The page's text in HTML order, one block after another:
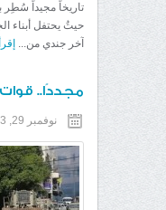
تاريخاً مجيداً سُطِر
حيثُ يحتفل أبناء
آخر جندي من...
مجددًا..
نوفمبر 29, 2023